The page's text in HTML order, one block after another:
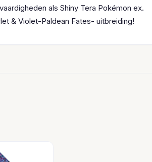
als Shiny Tera Pokémon ex.
& Violet-Paldean Fates- uitbreiding!